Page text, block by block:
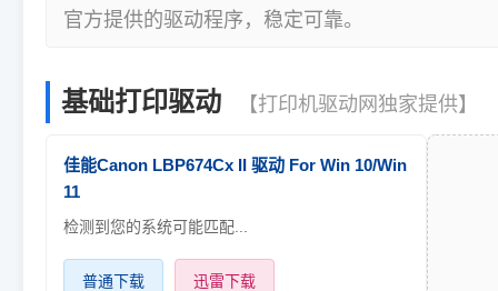
官方提供的驱动程序，稳定可靠。
基础打印驱动 【打印机驱动网独家提供】
佳能Canon LBP674Cx II 驱动 For Win 10/Win
11
检测到您的系统可能匹配...
普通下载 迅雷下载